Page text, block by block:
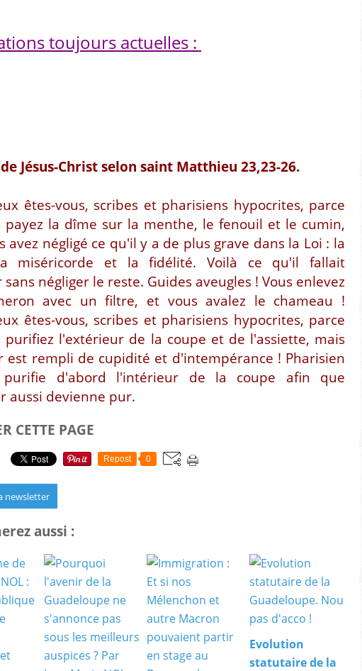
toujours actuelles :
Jésus-Christ selon saint Matthieu 23,23-26.
êtes-vous, scribes et pharisiens hypocrites, parce
payez la dîme sur la menthe, le fenouil et le cumin,
avez négligé ce qu'il y a de plus grave dans la Loi : la
miséricorde et la fidélité. Voilà ce qu'il fallait
négliger le reste. Guides aveugles ! Vous enlevez
avec un filtre, et vous avalez le chameau !
êtes-vous, scribes et pharisiens hypocrites, parce
purifiez l'extérieur de la coupe et de l'assiette, mais
est rempli de cupidité et d'intempérance ! Pharisien
purifie d'abord l'intérieur de la coupe afin que
aussi devienne pur.
CETTE PAGE
Repost 0
newsletter
aussi :
Evolution
statutaire de la